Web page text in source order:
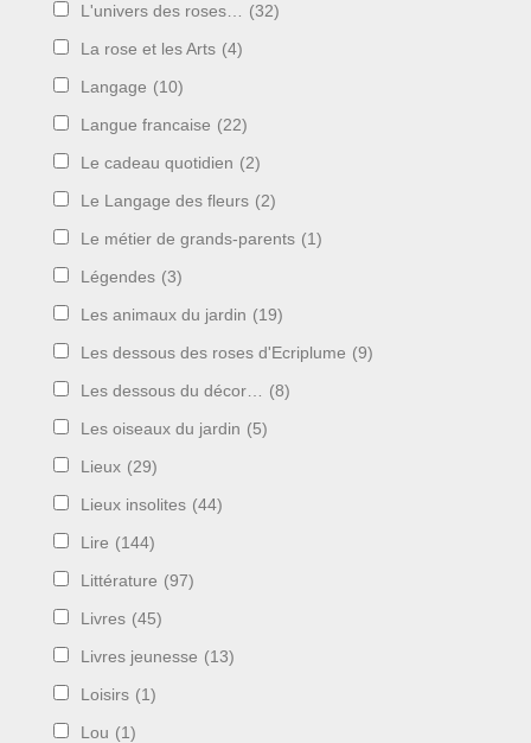
L'univers des roses… (32)
La rose et les Arts (4)
Langage (10)
Langue francaise (22)
Le cadeau quotidien (2)
Le Langage des fleurs (2)
Le métier de grands-parents (1)
Légendes (3)
Les animaux du jardin (19)
Les dessous des roses d'Ecriplume (9)
Les dessous du décor… (8)
Les oiseaux du jardin (5)
Lieux (29)
Lieux insolites (44)
Lire (144)
Littérature (97)
Livres (45)
Livres jeunesse (13)
Loisirs (1)
Lou (1)